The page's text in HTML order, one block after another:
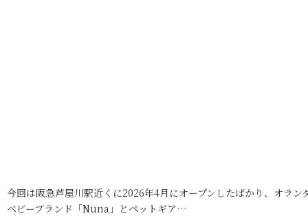
今回は阪急芦屋川駅近くに2026年4月にオープンしたばかり、オラン
ベビーブランド「Nuna」とペットギア…